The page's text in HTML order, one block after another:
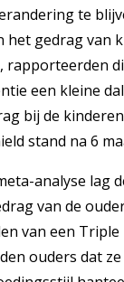
te
het gedrag van
rapporteerden
een kleine
bij de
stand na 6
analyse lag
van de
van een
ouders dat